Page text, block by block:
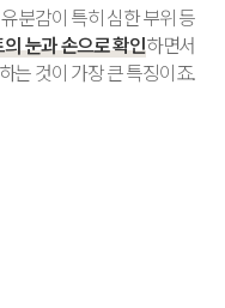
분감이 특히 심한 부위 등
눈과 손으로 확인하면서
는 것이 가장 큰 특징이죠.